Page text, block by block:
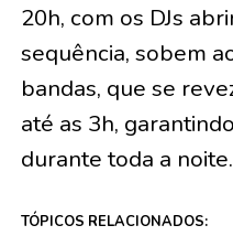
20h, com os DJs
sequência, sobem
bandas, que se
até as 3h,
durante toda a noite.
TÓPICOS RELACIONADOS: